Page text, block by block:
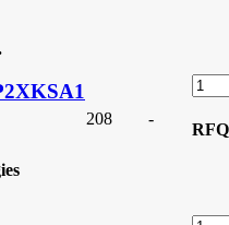
208 -
RFQ